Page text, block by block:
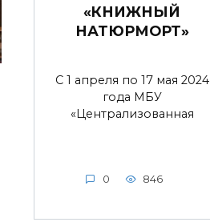
«КНИЖНЫЙ
НАТЮРМОРТ»
С 1 апреля по 17 мая 2024
года МБУ
«Централизованная
0 846